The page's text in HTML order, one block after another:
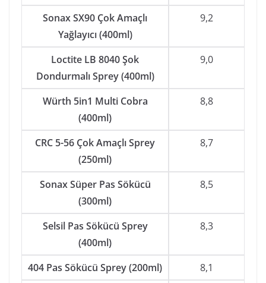
Sonax SX90 Çok Amaçlı
Yağlayıcı (400ml)
9,2
Loctite LB 8040 Şok
Dondurmalı Sprey (400ml)
9,0
Würth 5in1 Multi Cobra
(400ml)
8,8
CRC 5-56 Çok Amaçlı Sprey
(250ml)
8,7
Sonax Süper Pas Sökücü
(300ml)
8,5
Selsil Pas Sökücü Sprey
(400ml)
8,3
404 Pas Sökücü Sprey (200ml)
8,1